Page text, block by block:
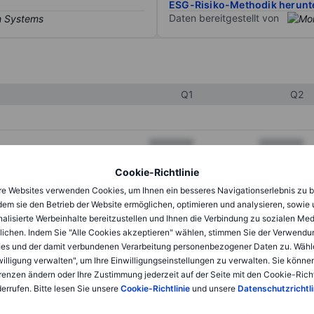
Cookie-Richtlinie
Websites verwenden Cookies, um Ihnen ein besseres Navigationserlebnis zu
sie den Betrieb der Website ermöglichen, optimieren und analysieren, sowie
Werbeinhalte bereitzustellen und Ihnen die Verbindung zu sozialen
Indem Sie "Alle Cookies akzeptieren" wählen, stimmen Sie der
und der damit verbundenen Verarbeitung personenbezogener Daten zu.
verwalten", um Ihre Einwilligungseinstellungen zu verwalten. Sie
ändern oder Ihre Zustimmung jederzeit auf der Seite mit den Cookie-
Bitte lesen Sie unsere Cookie-Richtlinieund unsere
ESG-Risiko-Methodik
Daten bereitgestellt von
Q1 Q2
XXXXXXX XXXXXXX
XXXXXXX
XXXXXXX XXXXXXX
XXXXXXX XXXXXXX
XXXXXXX XXXXXXX